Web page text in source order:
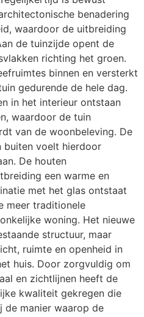
benadering
waardoor de uitbreiding
de tuinzijde opent de
richting het groen.
binnen en versterkt
gedurende de hele dag.
in het interieur ontstaan
waardoor de tuin
van de woonbeleving. De
buiten voelt hierdoor
De houten
een warme en
met het glas ontstaat
meer traditionele
woning. Het nieuwe
structuur, maar
ruimte en openheid in
huis. Door zorgvuldig om
en zichtlijnen heeft de
kwaliteit gekregen die
de manier waarop de